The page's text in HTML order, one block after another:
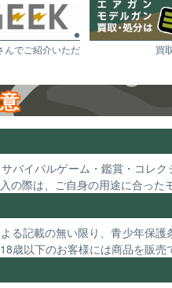
んでご紹介いただ
買
バイバルゲーム・鑑賞・コレ
の際は、ご自身の用途に合った
る記載の無い限り、青少年保
歳以下のお客様には商品を販売